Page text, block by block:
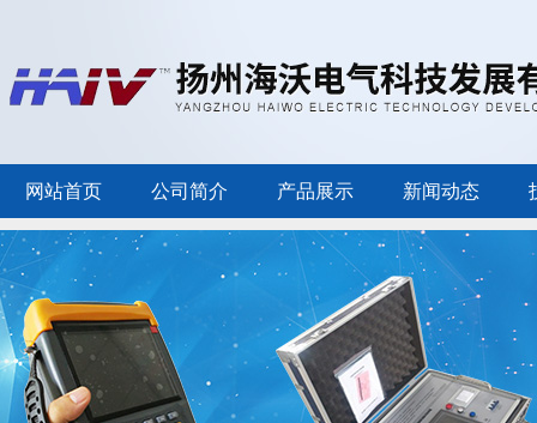
网站首页 公司简介 产品展示 新闻动态